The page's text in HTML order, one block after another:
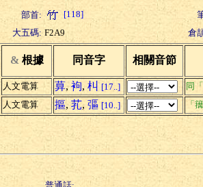
部首: [118]
大五碼: F2A9 倉
& 根據 同音字 相關音節
人文電算 萛, 袧, 朻 [17..] 同
人文電算 摳, 芤, 彄 [10..]
「